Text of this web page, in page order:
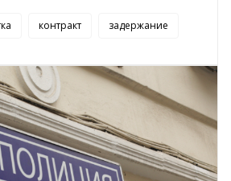
контракт задержание